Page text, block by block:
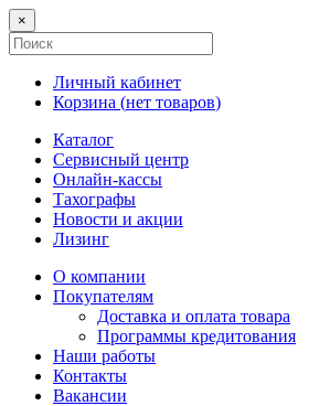
×
Личный кабинет
Корзина (нет товаров)
Каталог
Сервисный центр
Онлайн-кассы
Тахографы
Новости и акции
Лизинг
О компании
Покупателям
Доставка и оплата товара
Программы кредитования
Наши работы
Контакты
Вакансии